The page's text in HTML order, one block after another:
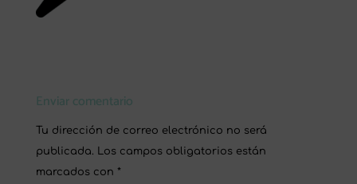
Enviar comentario
Tu dirección de correo electrónico no será
publicada. Los campos obligatorios están
marcados con *